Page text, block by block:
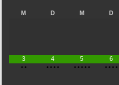
M D M D
3
• •
4
• • • •
5
• • • • •
6
••••